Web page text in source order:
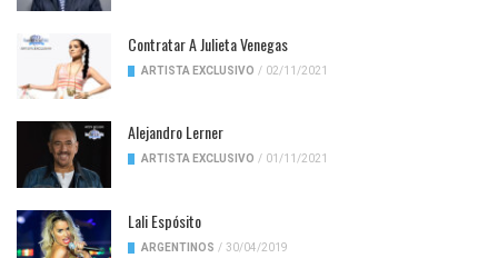
Contratar A Julieta Venegas
ARTISTA EXCLUSIVO / 02/11/2021
Alejandro Lerner
ARTISTA EXCLUSIVO / 01/11/2021
Lali Espósito
ARGENTINOS / 30/04/2019